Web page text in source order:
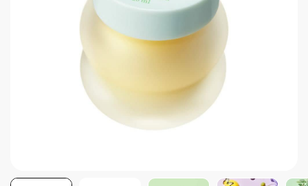
Protector Solar en Barra No.1
Parche para granitos
Rastrear mi Pedido
Parches para granitos internos
Parches para manchitas pos acné